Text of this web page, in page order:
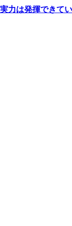
力は発揮できて